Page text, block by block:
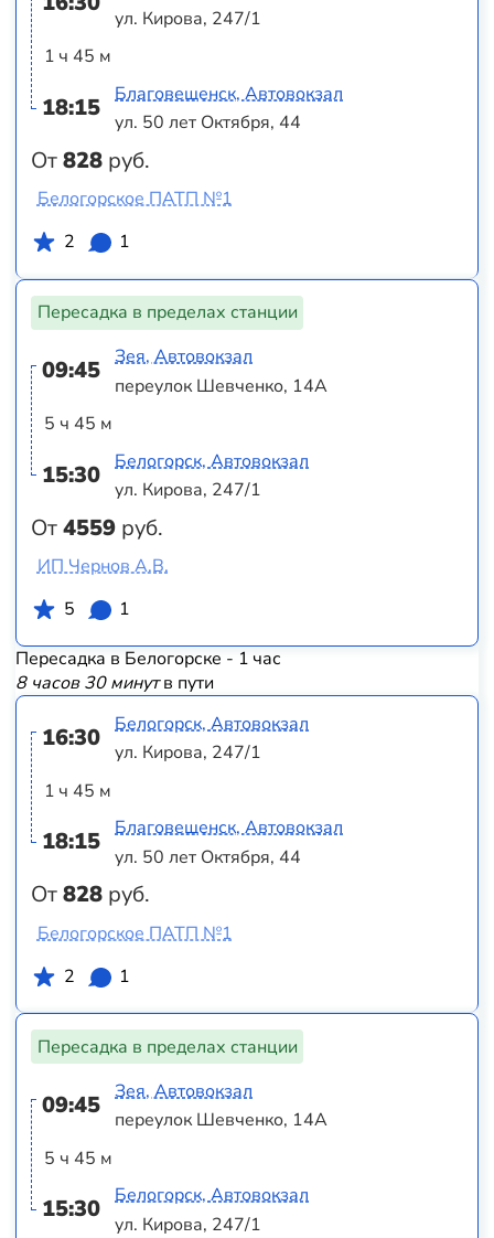
1 ч 45 м
18:15
От828 руб.
ул. Кирова, 247/1
Благовещенск, Автовокзал
ул. 50 лет Октября, 44
Белогорское ПАТП №1
2
1
Пересадка в пределах станции
09:45
5 ч 45 м
15:30
От4559 руб.
Зея, Автовокзал
переулок Шевченко, 14А
Белогорск, Автовокзал
ул. Кирова, 247/1
ИП Чернов А.В.
5
1
Пересадка в Белогорске - 1 час
8 часов 30 минутв пути
16:30
1 ч 45 м
18:15
От828 руб.
Белогорск, Автовокзал
ул. Кирова, 247/1
Благовещенск, Автовокзал
ул. 50 лет Октября, 44
Белогорское ПАТП №1
2
1
Пересадка в пределах станции
09:45
5 ч 45 м
15:30
Зея, Автовокзал
переулок Шевченко, 14А
Белогорск, Автовокзал
ул. Кирова, 247/1